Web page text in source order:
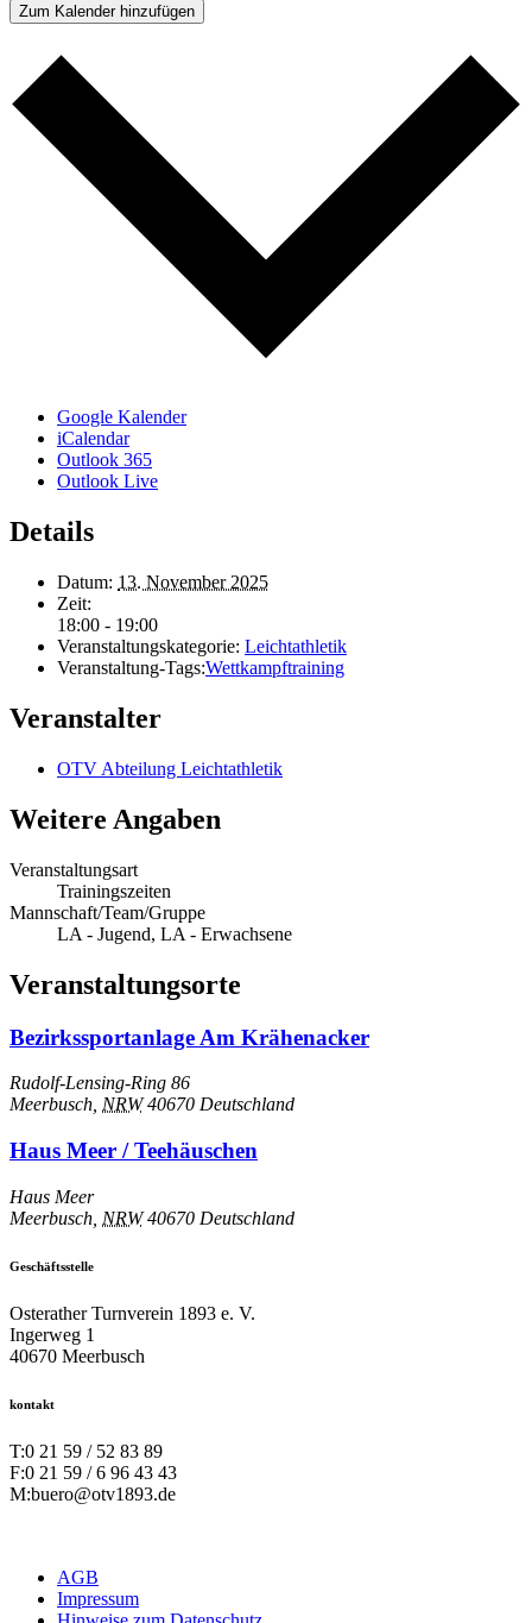
Zum Kalender hinzufügen
Google Kalender
iCalendar
Outlook 365
Outlook Live
Details
Datum: 13. November 2025
Zeit:
18:00 - 19:00
Veranstaltungskategorie: Leichtathletik
Veranstaltung-Tags:Wettkampftraining
Veranstalter
OTV Abteilung Leichtathletik
Weitere Angaben
Veranstaltungsart
Trainingszeiten
Mannschaft/Team/Gruppe
LA - Jugend, LA - Erwachsene
Veranstaltungsorte
Bezirkssportanlage Am Krähenacker
Rudolf-Lensing-Ring 86
Meerbusch NRW 40670 Deutschland
Haus Meer / Teehäuschen
Haus Meer
Meerbusch NRW 40670 Deutschland
Geschäftsstelle
Osterather Turnverein 1893 e. V.
Ingerweg 1
40670 Meerbusch
kontakt
T:0 21 59 / 52 83 89
F:0 21 59 / 6 96 43 43
M:buero@otv1893.de
AGB
Impressum